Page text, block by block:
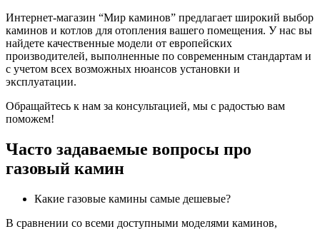
Интернет-магазин “Мир каминов” предлагает широкий выбор
каминов и котлов для отопления вашего помещения. У нас вы
найдете качественные модели от европейских
производителей, выполненные по современным стандартам и
с учетом всех возможных нюансов установки и
эксплуатации.
Обращайтесь к нам за консультацией, мы с радостью вам
поможем!
Часто задаваемые вопросы про
газовый камин
Какие газовые камины самые дешевые?
В сравнении со всеми доступными моделями каминов,